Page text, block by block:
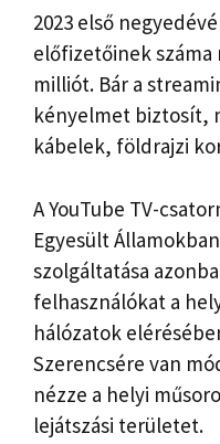
2023 első
előfizetőinek
milliót. Bár a
kényelmet biztosít,
kábelek, földrajzi
A YouTube TV-
Egyesült
szolgáltatása
felhasználókat a
hálózatok
Szerencsére van
nézze a helyi
lejátszási területet.